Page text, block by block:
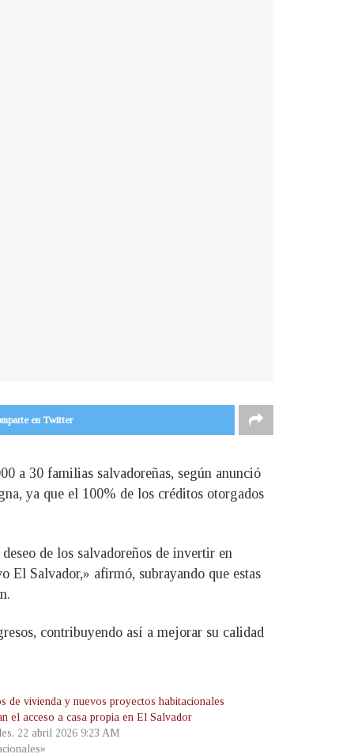
en Twitter
a 30 familias salvadoreñas, según anunció
ya que el 100% de los créditos otorgados
de los salvadoreños de invertir en
El Salvador,» afirmó, subrayando que estas
contribuyendo así a mejorar su calidad
de vivienda y nuevos proyectos habitacionales
el acceso a casa propia en El Salvador
22 abril 2026 9:23 AM